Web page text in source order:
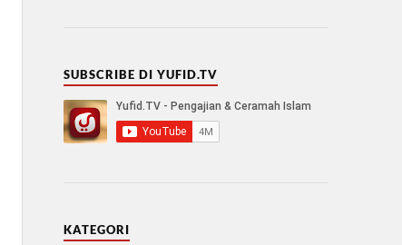
SUBSCRIBE DI YUFID.TV
KATEGORI